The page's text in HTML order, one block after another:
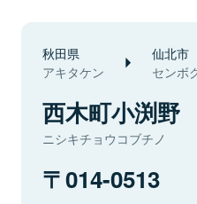
秋田県
アキタケン
仙北市
センボ
西木町小渕野
ニシキチョウコブチノ
014-0513